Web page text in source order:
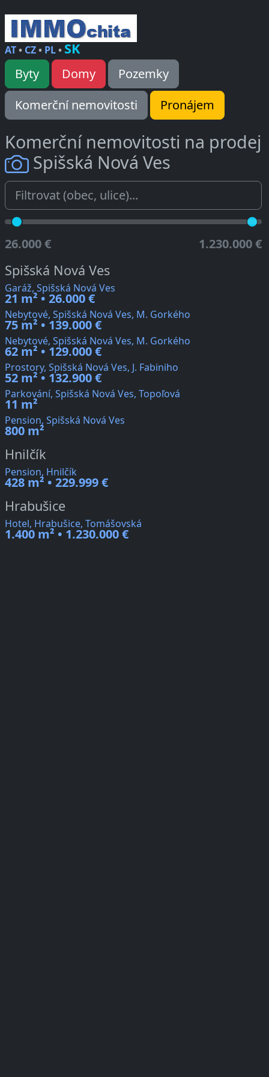
AT• CZ• PL• SK
Byty Domy
Pozemky
Komerční nemovitosti
Pronájem
Komerční nemovitosti na prodej
Spišská Nová Ves
26.000 € 1.230.000 €
Spišská Nová Ves
Garáž, Spišská Nová Ves
21 m² • 26.000 €
Nebytové, Spišská Nová Ves, M. Gorkého
75 m² • 139.000 €
Nebytové, Spišská Nová Ves, M. Gorkého
62 m² • 129.000 €
Prostory, Spišská Nová Ves, J. Fabiniho
52 m² • 132.900 €
Parkování, Spišská Nová Ves, Topoľová
11 m²
Pension, Spišská Nová Ves
800 m²
Hnilčík
Pension, Hnilčík
428 m² • 229.999 €
Hrabušice
Hotel, Hrabušice, Tomášovská
1.400 m² • 1.230.000 €